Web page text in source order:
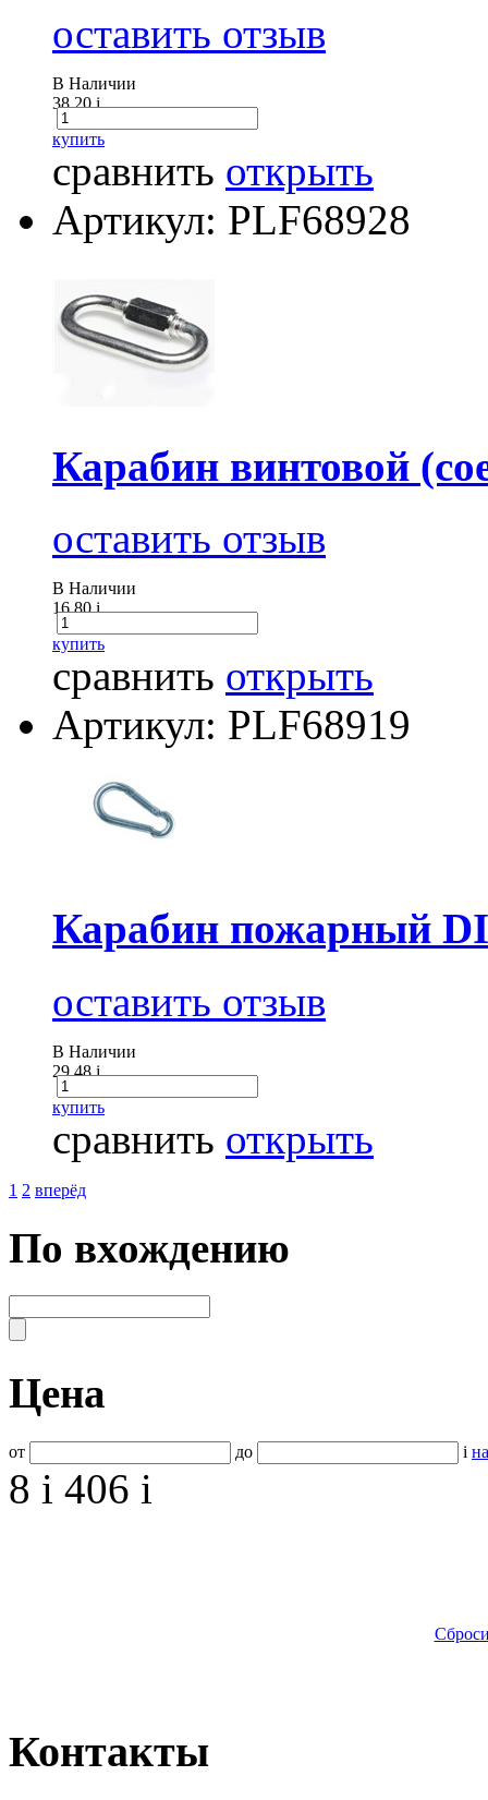
оставить отзыв
В Наличии
38.20i
купить
сравнить открыть
Артикул: PLF68928
Карабин винтовой
оставить отзыв
В Наличии
16.80i
купить
сравнить открыть
Артикул: PLF68919
Карабин пожарный
оставить отзыв
В Наличии
29.48i
купить
сравнить открыть
1 2 вперёд
По вхождению
Цена
от до i
8 i 406 i
Контакты